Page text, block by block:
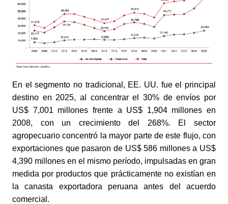
En el segmento no tradicional, EE. UU. fue el principal
destino en 2025, al concentrar el 30% de envíos por
US$ 7,001 millones frente a US$ 1,904 millones en
2008, con un crecimiento del 268%. El sector
agropecuario concentró la mayor parte de este flujo, con
exportaciones que pasaron de US$ 586 millones a US$
4,390 millones en el mismo período, impulsadas en gran
medida por productos que prácticamente no existían en
la canasta exportadora peruana antes del acuerdo
comercial.